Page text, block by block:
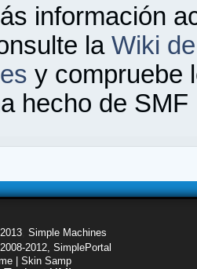
información
la Wiki
y compruebe
hecho de
Simple Machines
2012, SimplePortal
| Skin Samp